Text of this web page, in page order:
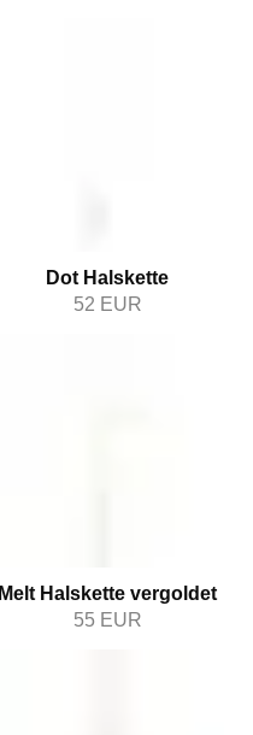
Dot Halskette
52 EUR
Melt Halskette vergoldet
55 EUR